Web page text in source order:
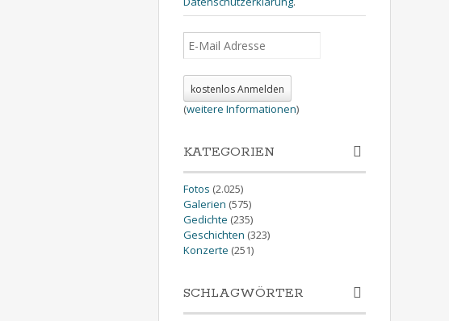
(weitere Informationen)
KATEGORIEN
Fotos (2.025)
Galerien (575)
Gedichte (235)
Geschichten (323)
Konzerte (251)
SCHLAGWÖRTER